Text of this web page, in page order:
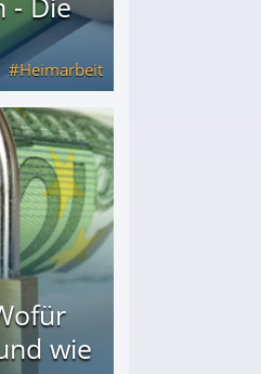
Heimarbeit
wie